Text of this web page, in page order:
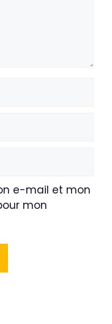
e-mail et mon
mon